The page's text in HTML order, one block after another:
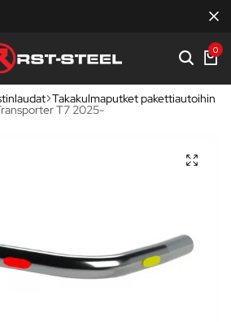
0
Takakulmaputket pakettiautoihin
T7 2025-